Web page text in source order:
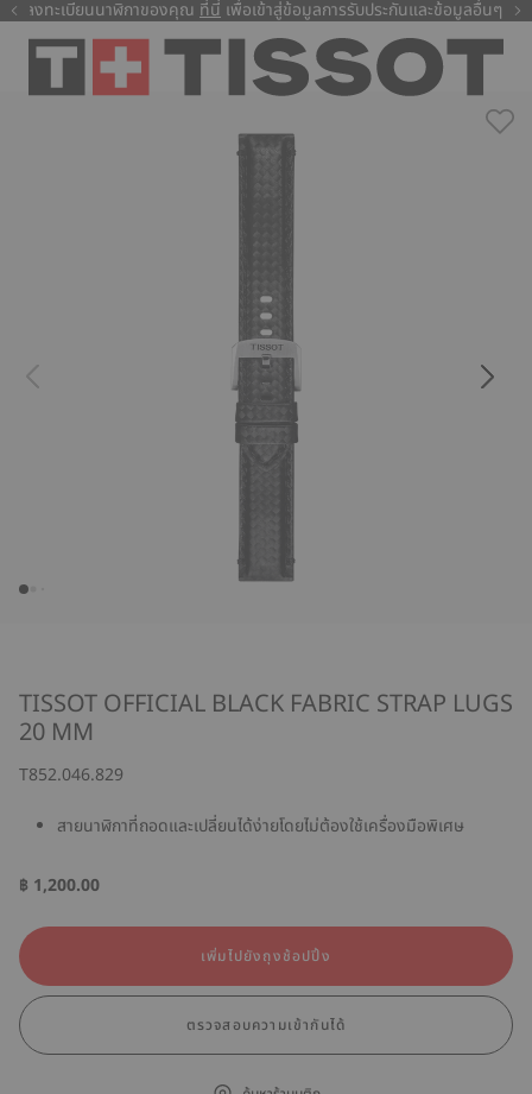
ลงทะเบียนนาฬิกาของคุณ ที่นี่ เพื่อเข้าสู่ข้อมูลการรับประกันและข้อมูลอื่นๆ
ที่นี่
TISSOT OFFICIAL BLACK FABRIC STRAP LUGS
20 MM
T852.046.829
สายนาฬิกาที่ถอดและเปลี่ยนได้ง่ายโดยไม่ต้องใช้เครื่องมือพิเศษ
฿ 1,200.00
เพิ่มไปยังถุงช้อปปิ้ง
ตรวจสอบความเข้ากันได้